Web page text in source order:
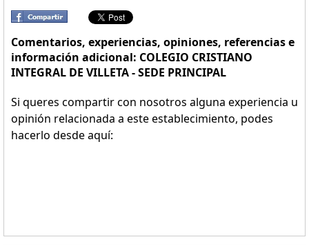
Comentarios, experiencias, opiniones, referencias e
información adicional: COLEGIO CRISTIANO
INTEGRAL DE VILLETA - SEDE PRINCIPAL
Si queres compartir con nosotros alguna experiencia u
opinión relacionada a este establecimiento, podes
hacerlo desde aquí: